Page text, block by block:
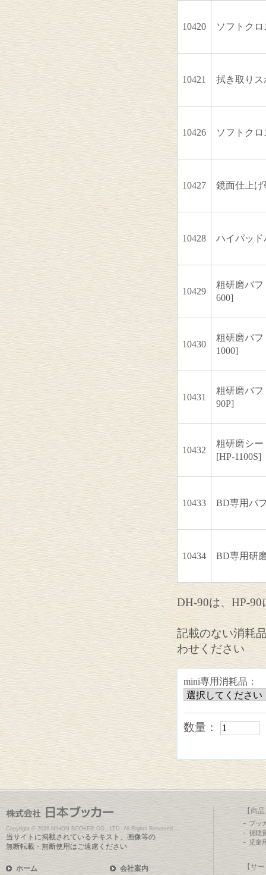
10420 ソフトク
10421 拭き取りス
10426 ソフトク
10427 鏡面仕上げ
10428 ハイパッ
10429
粗研磨バ
600]
10430
粗研磨バ
1000]
10431
粗研磨バ
90P]
10432
粗研磨シ
[HP-1100S]
10433 BD専用バ
10434 BD専用研
DH-90は、HP-
記載のない消耗
わせください
mini専用消耗品：
数量：
Copyright © 2026 NIHON BOOKER CO., LTD. All Rights Reserved.
当サイトに掲載されているテキスト、画像等の
無断転載・無断使用はご遠慮ください
ホーム 会社案内
【商
ブッ
視聴
児童
【サ